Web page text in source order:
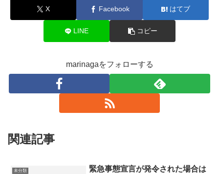
X Facebook はてブ
LINE コピー
marinagaをフォローする
関連記事
未分類 緊急事態宣言が発令された場合は